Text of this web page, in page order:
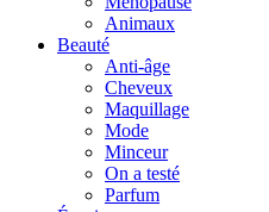
Animaux
Beauté
Anti-âge
Cheveux
Maquillage
Mode
Minceur
On a testé
Parfum